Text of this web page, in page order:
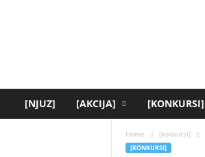
.
[NJUZ] [AKCIJA] [KONKURSI]
Home [konkursi]
[KONKURSI]